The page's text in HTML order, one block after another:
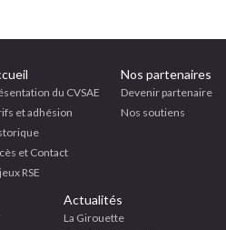
du CVSAE
et adhésion
et Contact
RSE
Nos partenaires
Devenir partenaire
Nos soutiens
Actualités
La Girouette